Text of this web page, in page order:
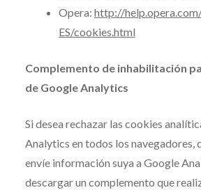
Opera: http://
ES/cookies.html
Complemento de inhabilitación
de Google Analytics
Si desea rechazar las cookies
Analytics en todos los navegadores,
envíe información suya a Google
descargar un complemento que